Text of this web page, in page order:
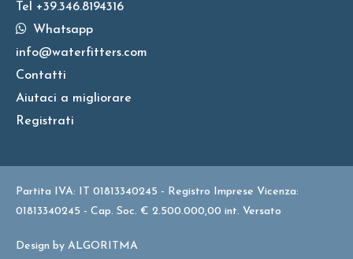
Tel +39.346.8194316
Whatsapp
info@waterfitters.com
Contatti
Aiutaci a migliorare
Registrati
Partita IVA: IT 01813340245 - Registro Imprese Vicenza:
01813340245 - Cap. Soc. € 2.500.000,00 int. Versato
Design by ALGORITMA